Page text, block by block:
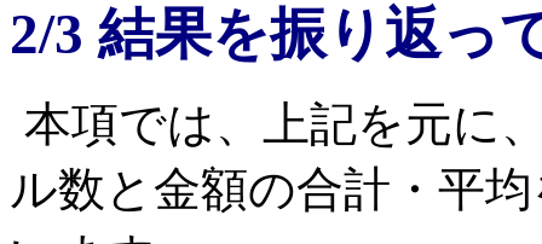
2/3 結果を振り返
本項では、上記を元に
ル数と金額の合計・平